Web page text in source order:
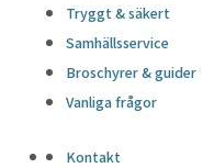
Tryggt & säkert
Samhällsservice
Broschyrer & guider
Vanliga frågor
Kontakt